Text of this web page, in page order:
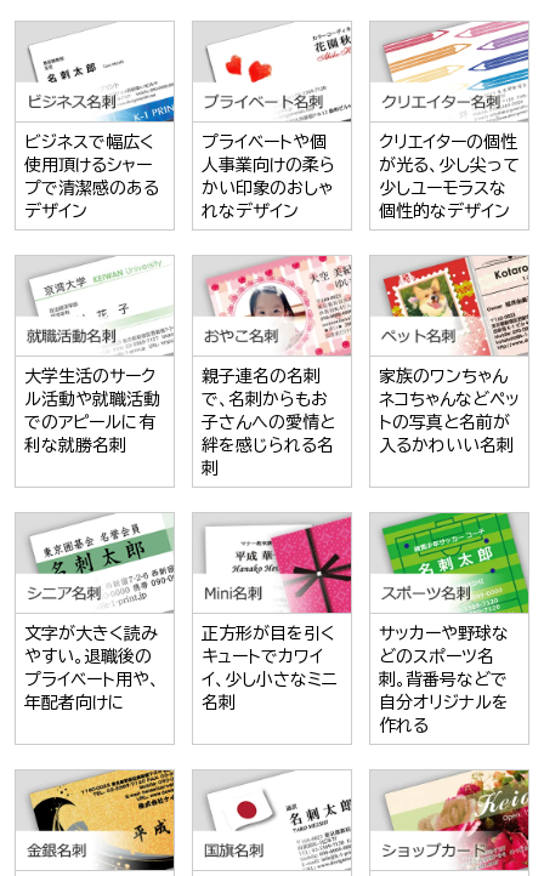
ビジネスで幅広く
使用頂けるシャー
プで清潔感のある
デザイン
プライベートや個
人事業向けの柔ら
かい印象のおしゃ
れなデザイン
クリエイターの個性
が光る、少し尖って
少しユーモラスな
個性的なデザイン
大学生活のサーク
ル活動や就職活動
でのアピールに有
利な就勝名刺
親子連名の名刺
で、名刺からもお
子さんへの愛情と
絆を感じられる名
刺
家族のワンちゃん
ネコちゃんなどペッ
トの写真と名前が
入るかわいい名刺
文字が大きく読み
やすい。退職後の
プライベート用や、
年配者向けに
正方形が目を引く
キュートでカワイ
イ、少し小さなミニ
名刺
サッカーや野球な
どのスポーツ名
刺。背番号などで
自分オリジナルを
作れる